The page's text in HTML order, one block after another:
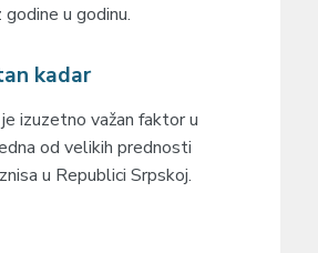
u godinu.
kadar
izuzetno važan faktor u
od velikih prednosti
u Republici Srpskoj.